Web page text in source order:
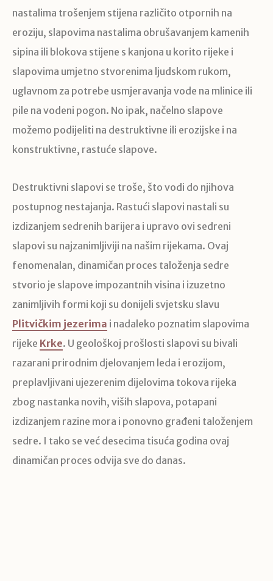
nastalima trošenjem stijena različito otpornih na
eroziju, slapovima nastalima obrušavanjem kamenih
sipina ili blokova stijene s kanjona u korito rijeke i
slapovima umjetno stvorenima ljudskom rukom,
uglavnom za potrebe usmjeravanja vode na mlinice ili
pile na vodeni pogon. No ipak, načelno slapove
možemo podijeliti na destruktivne ili erozijske i na
konstruktivne, rastuće slapove.
Destruktivni slapovi se troše, što vodi do njihova
postupnog nestajanja. Rastući slapovi nastali su
izdizanjem sedrenih barijera i upravo ovi sedreni
slapovi su najzanimljiviji na našim rijekama. Ovaj
fenomenalan, dinamičan proces taloženja sedre
stvorio je slapove impozantnih visina i izuzetno
zanimljivih formi koji su donijeli svjetsku slavu
Plitvičkim jezerima i nadaleko poznatim slapovima
rijeke Krke. U geološkoj prošlosti slapovi su bivali
razarani prirodnim djelovanjem leda i erozijom,
preplavljivani ujezerenim dijelovima tokova rijeka
zbog nastanka novih, viših slapova, potapani
izdizanjem razine mora i ponovno građeni taloženjem
sedre. I tako se već desecima tisuća godina ovaj
dinamičan proces odvija sve do danas.